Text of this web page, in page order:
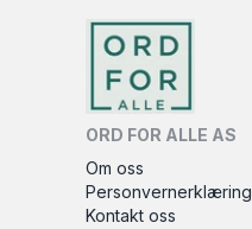
ORD FOR ALLE AS
Om oss
Personvernerklæring
Kontakt oss